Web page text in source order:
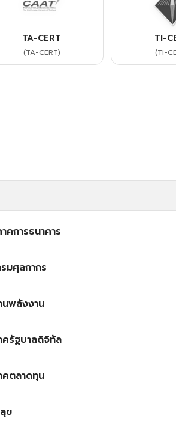
TA-CERT
(TA-CERT)
TI-
(TI-
คการธนาคาร
มศุลกากร
นพลังงาน
รัฐบาลดิจิทัล
คตลาดทุน
ข